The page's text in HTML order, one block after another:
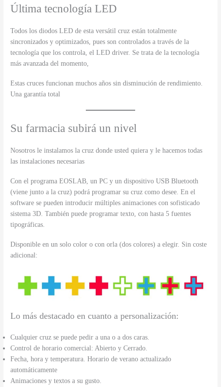
Última tecnología LED
Todos los diodos LED de esta versátil cruz están totalmente
sincronizados y optimizados, pues son controlados a través de la
tecnología que los controla, el LED driver. Se trata de la tecnología
más avanzada del momento,
Estas cruces funcionan muchos años sin disminución de rendimiento.
Una garantía total
Su farmacia subirá un nivel
Nosotros le instalamos la cruz donde usted quiera y le hacemos todas
las instalaciones necesarias
Con el programa EOSLAB, un PC y un dispositivo USB Bluetooth
(viene junto a la cruz) podrá programar su cruz como desee. En el
software se pueden introducir múltiples animaciones con sofisticado
sistema 3D. También puede programar texto, con hasta 5 fuentes
tipográficas.
Disponible en un solo color o con orla (dos colores) a elegir. Sin coste
adicional:
Lo más destacado en cuanto a personalización:
Cualquier cruz se puede pedir a una o a dos caras.
Control de horario comercial: Abierto y Cerrado.
Fecha, hora y temperatura. Horario de verano actualizado
automáticamente
Animaciones y textos a su gusto.